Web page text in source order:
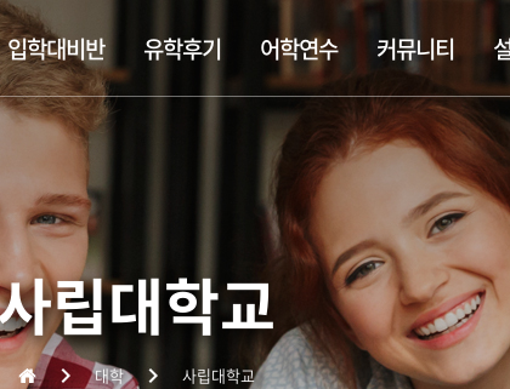
공립학교
추천 정규유학
입학대비반
입학대비반 미대 포트폴리오 합격반
유학후기 어학연수
주니어연수
커뮤니티
비자정보 출국준비 유학상담
설명회/박
립대학교
대학 사립대학교